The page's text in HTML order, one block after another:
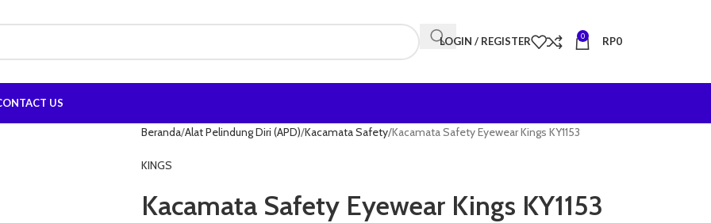
LOGIN / REGISTER 0 RP0
US
Beranda Alat Pelindung Diri (APD) Kacamata Safety Kacamata Safety Eyewear Kings KY1153
KINGS
Kacamata Safety Eyewear Kings KY1153